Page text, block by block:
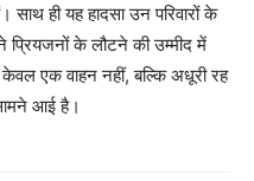
ही यह हादसा उन परिवारों के
प्रियजनों के लौटने की उम्मीद में
एक वाहन नहीं, बल्कि अधूरी रह
आई है।